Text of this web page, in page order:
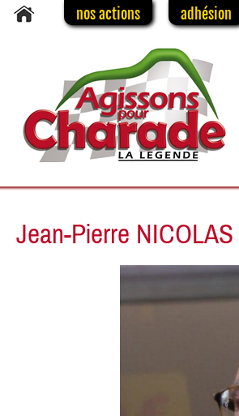
nos actions adhésion
Jean-Pierre